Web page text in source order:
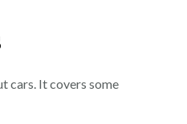
cars. It covers some